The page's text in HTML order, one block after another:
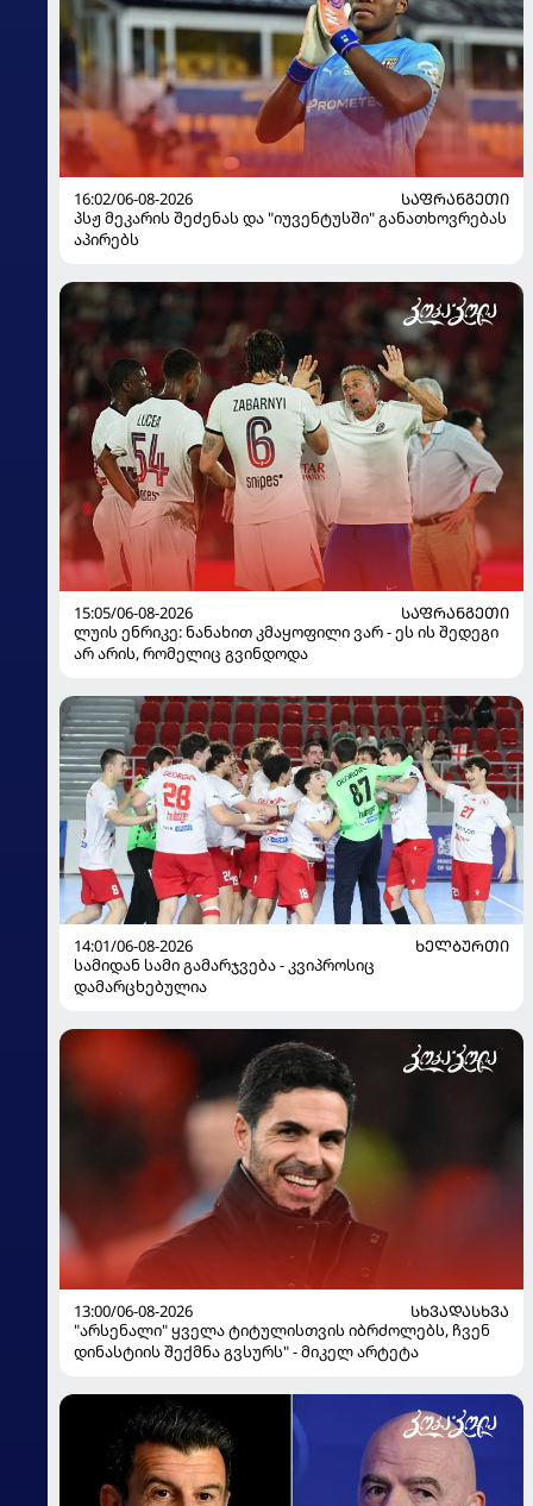
16:02/06-08-2026
ᲡᲐᲤᲠᲐᲜᲒᲔᲗᲘ
პსჟ მეკარის შეძენას და "იუვენტუსში" განათხოვრებას
აპირებს
15:05/06-08-2026
ᲡᲐᲤᲠᲐᲜᲒᲔᲗᲘ
ლუის ენრიკე: ნანახით კმაყოფილი ვარ - ეს ის შედეგი
არ არის, რომელიც გვინდოდა
14:01/06-08-2026
ᲮᲔᲚᲑᲣᲠᲗᲘ
სამიდან სამი გამარჯვება - კვიპროსიც
დამარცხებულია
13:00/06-08-2026
ᲡᲮᲕᲐᲓᲐᲡᲮᲕᲐ
"არსენალი" ყველა ტიტულისთვის იბრძოლებს, ჩვენ
დინასტიის შექმნა გვსურს" - მიკელ არტეტა